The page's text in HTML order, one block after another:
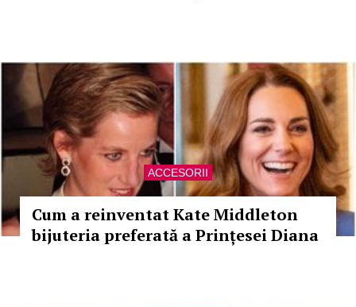
ACCESORII
Cum a reinventat Kate Middleton
bijuteria preferată a Prințesei Diana